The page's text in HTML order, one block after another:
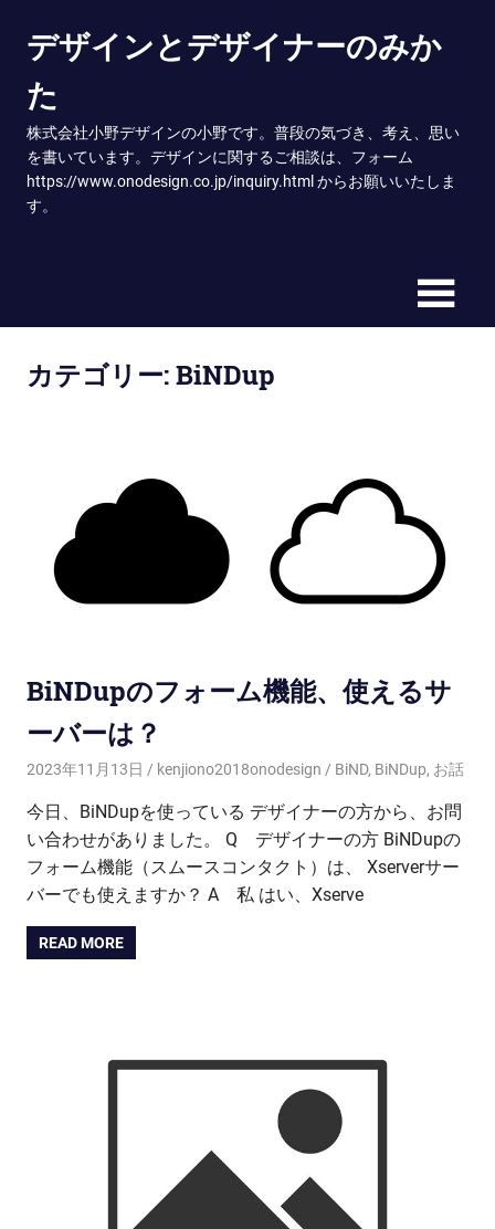
content
デザインとデザイナーのみか
た
株式会社小野デザインの小野です。普段の気づき、考え、思い
を書いています。デザインに関するご相談は、フォーム
https://www.onodesign.co.jp/inquiry.html からお願いいたしま
す。
カテゴリー:BiNDup
BiNDupのフォーム機能、使えるサ
ーバーは？
2023年11月13日 kenjiono2018onodesign BiND, BiNDup, お話
今日、BiNDupを使っている デザイナーの方から、お問
い合わせがありました。 Q デザイナーの方 BiNDupの
フォーム機能（スムースコンタクト）は、 Xserverサー
バーでも使えますか？ A 私 はい、Xserve
READ MORE